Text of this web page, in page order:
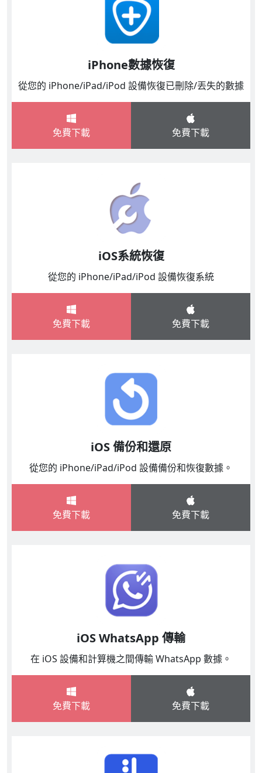
iPhone數據恢復
從您的 iPhone/iPad/iPod 設備恢復已刪除/丟失的數據
免費下載 免費下載
iOS系統恢復
從您的 iPhone/iPad/iPod 設備恢復系統
免費下載 免費下載
iOS 備份和還原
從您的 iPhone/iPad/iPod 設備備份和恢復數據。
免費下載 免費下載
iOS WhatsApp 傳輸
在 iOS 設備和計算機之間傳輸 WhatsApp 數據。
免費下載 免費下載